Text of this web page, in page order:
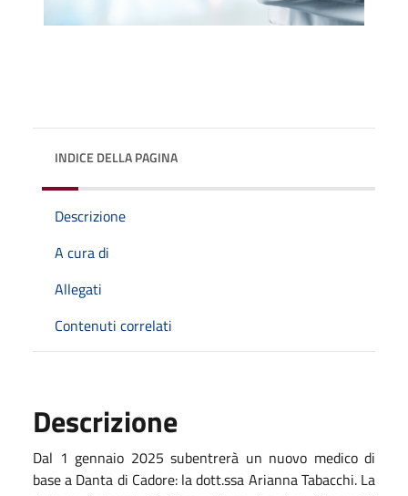
INDICE DELLA PAGINA
Descrizione
A cura di
Allegati
Contenuti correlati
Descrizione
Dal 1 gennaio 2025 subentrerà un nuovo medico di
base a Danta di Cadore: la dott.ssa Arianna Tabacchi. La